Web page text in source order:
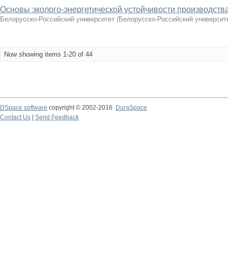
Основы эколого-энергетической устойчивости
Белорусско-Российский университет (Белорусско-Российский
Now showing items 1-20 of 44
DSpace software copyright © 2002-2016
DuraSpace
Contact Us
Send Feedback